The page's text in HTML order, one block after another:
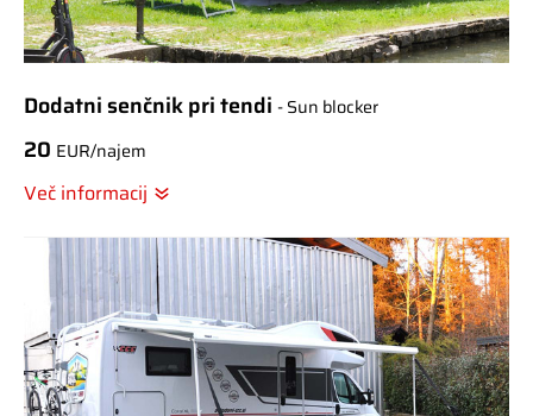
Dodatni senčnik pri tendi - Sun blocker
20 EUR/najem
Več informacij